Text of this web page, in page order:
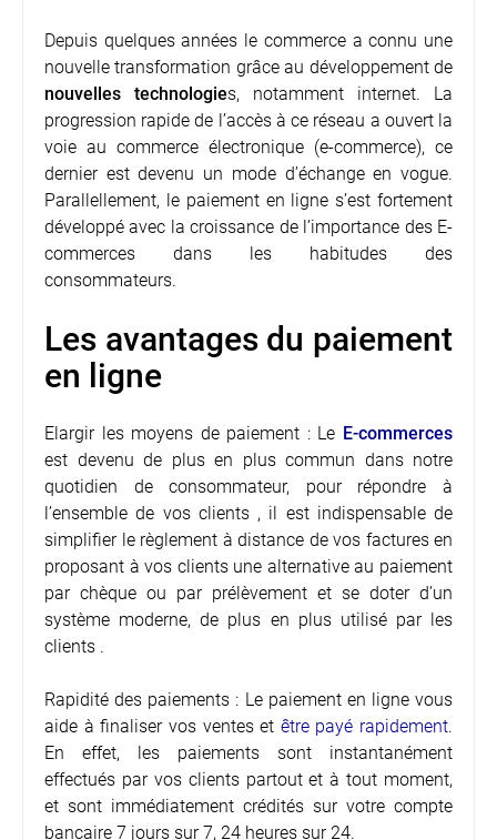
Depuis quelques années le commerce a connu une
nouvelle transformation grâce au développement de
nouvelles technologies, notamment internet. La
progression rapide de l’accès à ce réseau a ouvert la
voie au commerce électronique (e-commerce), ce
dernier est devenu un mode d’échange en vogue.
Parallellement, le paiement en ligne s’est fortement
développé avec la croissance de l’importance des E-
commerces dans les habitudes des
consommateurs.
Les avantages du paiement
en ligne
Elargir les moyens de paiement : Le E-commerces
est devenu de plus en plus commun dans notre
quotidien de consommateur, pour répondre à
l’ensemble de vos clients , il est indispensable de
simplifier le règlement à distance de vos factures en
proposant à vos clients une alternative au paiement
par chèque ou par prélèvement et se doter d’un
système moderne, de plus en plus utilisé par les
clients .
Rapidité des paiements : Le paiement en ligne vous
aide à finaliser vos ventes et être payé rapidement.
En effet, les paiements sont instantanément
effectués par vos clients partout et à tout moment,
et sont immédiatement crédités sur votre compte
bancaire 7 jours sur 7, 24 heures sur 24.